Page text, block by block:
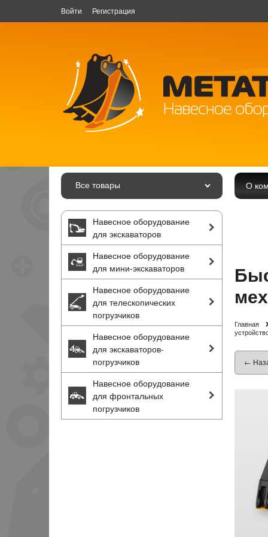
Войти Регистрация
Все товары О
Навесное оборудование
для экскаваторов
Навесное оборудование
для мини-экскаваторов
Навесное оборудование
для телескопических
погрузчиков
Навесное оборудование
для экскаваторов-
погрузчиков
Навесное оборудование
для фронтальных
погрузчиков
Главная
←